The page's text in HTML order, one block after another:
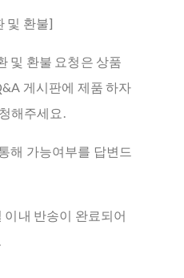
및 환불]
및 환불 요청은 상품
게시판에 제품 하자
해주세요.
해 가능여부를 답변드
이내 반송이 완료되어